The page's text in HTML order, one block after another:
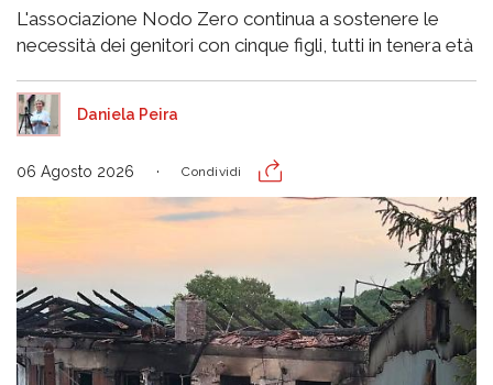
L'associazione Nodo Zero continua a sostenere le
necessità dei genitori con cinque figli, tutti in tenera età
Daniela Peira
06 Agosto 2026 Condividi